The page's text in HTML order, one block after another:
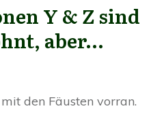
Y & Z sind
aber…
den Fäusten vorran.